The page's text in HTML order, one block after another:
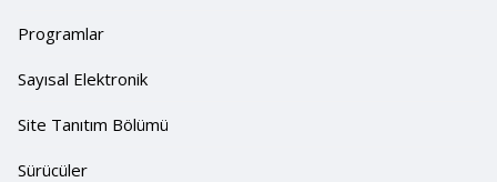
Programlar
Sayısal Elektronik
Site Tanıtım Bölümü
Sürücüler